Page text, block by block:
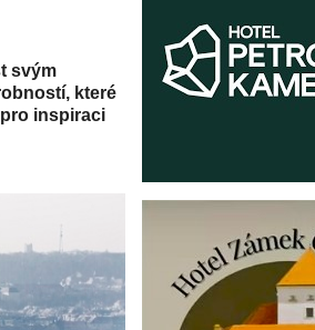
svým
které
inspiraci